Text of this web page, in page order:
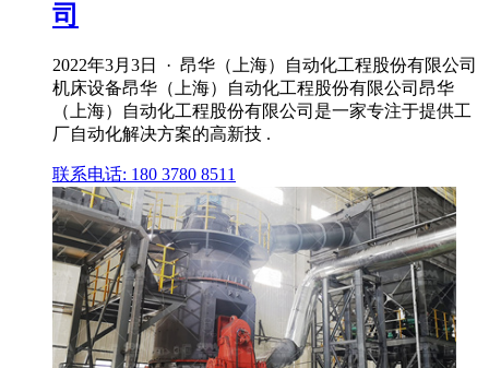
司
2022年3月3日 · 昂华（上海）自动化工程股份有限公司
机床设备昂华（上海）自动化工程股份有限公司昂华
（上海）自动化工程股份有限公司是一家专注于提供工
厂自动化解决方案的高新技 .
联系电话: 180 3780 8511